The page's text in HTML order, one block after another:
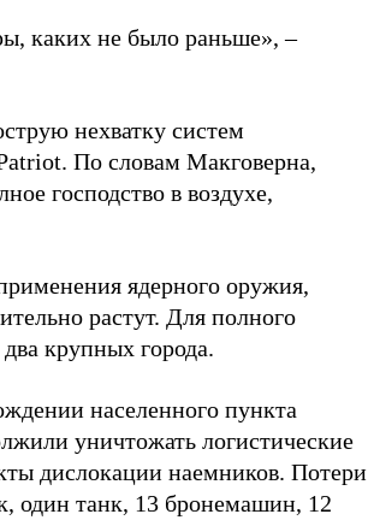
каких не было раньше», –
нехватку систем
По словам Макговерна,
господство в воздухе,
ядерного оружия,
растут. Для полного
крупных города.
населенного пункта
уничтожать логистические
дислокации наемников. Потери
один танк, 13 бронемашин, 12